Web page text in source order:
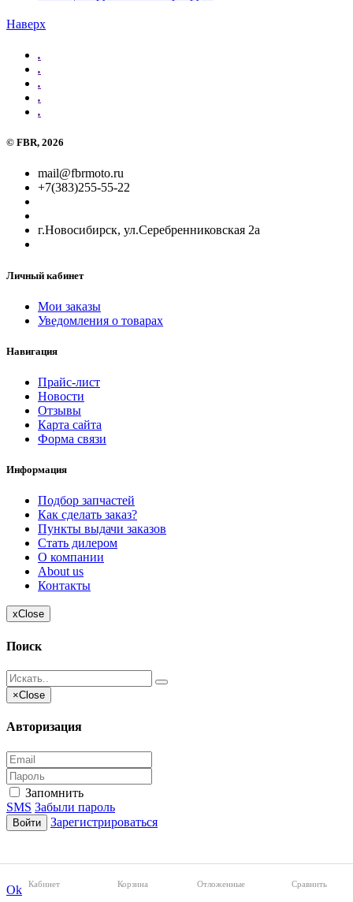
Наверх
.
.
.
.
.
© FBR, 2026
mail@fbrmoto.ru
+7(383)255-55-22
г.Новосибирск, ул.Серебренниковская 2а
Личный кабинет
Мои заказы
Уведомления о товарах
Навигация
Прайс-лист
Новости
Отзывы
Карта сайта
Форма связи
Информация
Подбор запчастей
Как сделать заказ?
Пункты выдачи заказов
Стать дилером
О компании
About us
Контакты
xClose
Поиск
×Close
Авторизация
Запомнить
SMS Забыли пароль
Войти Зарегистрироваться
Кабинет Корзина Отложенные Сравнить
Ok